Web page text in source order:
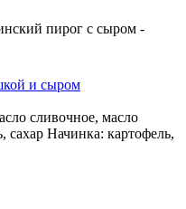
пирог с сыром -
и сыром
сливочное, масло
сахар Начинка: картофель,